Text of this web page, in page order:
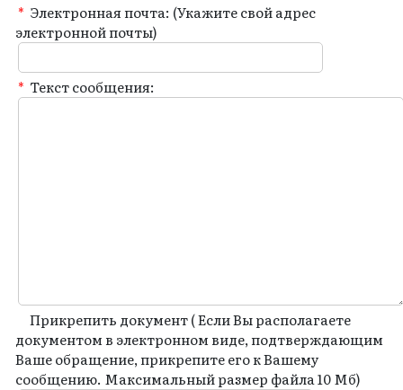
* Электронная почта: (Укажите свой адрес
электронной почты)
* Текст сообщения:
Прикрепить документ ( Если Вы располагаете
документом в электронном виде, подтверждающим
Ваше обращение, прикрепите его к Вашему
сообщению. Максимальный размер файла 10 Мб)